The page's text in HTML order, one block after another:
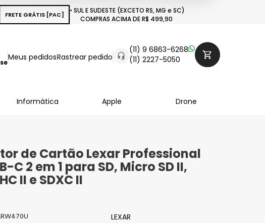
FRETE GRÁTIS [PAC]
• SUL E SUDESTE (EXCETO RS, MG e SC)
COMPRAS ACIMA DE R$ 499,90
Meus pedidosRastrear pedido
(11) 9 6863-6268
(11) 2227-5050
Informática Apple Drone
de Cartão Lexar Professional
C 2 em 1 para SD, Micro SD II,
II e SDXC II
LEXAR